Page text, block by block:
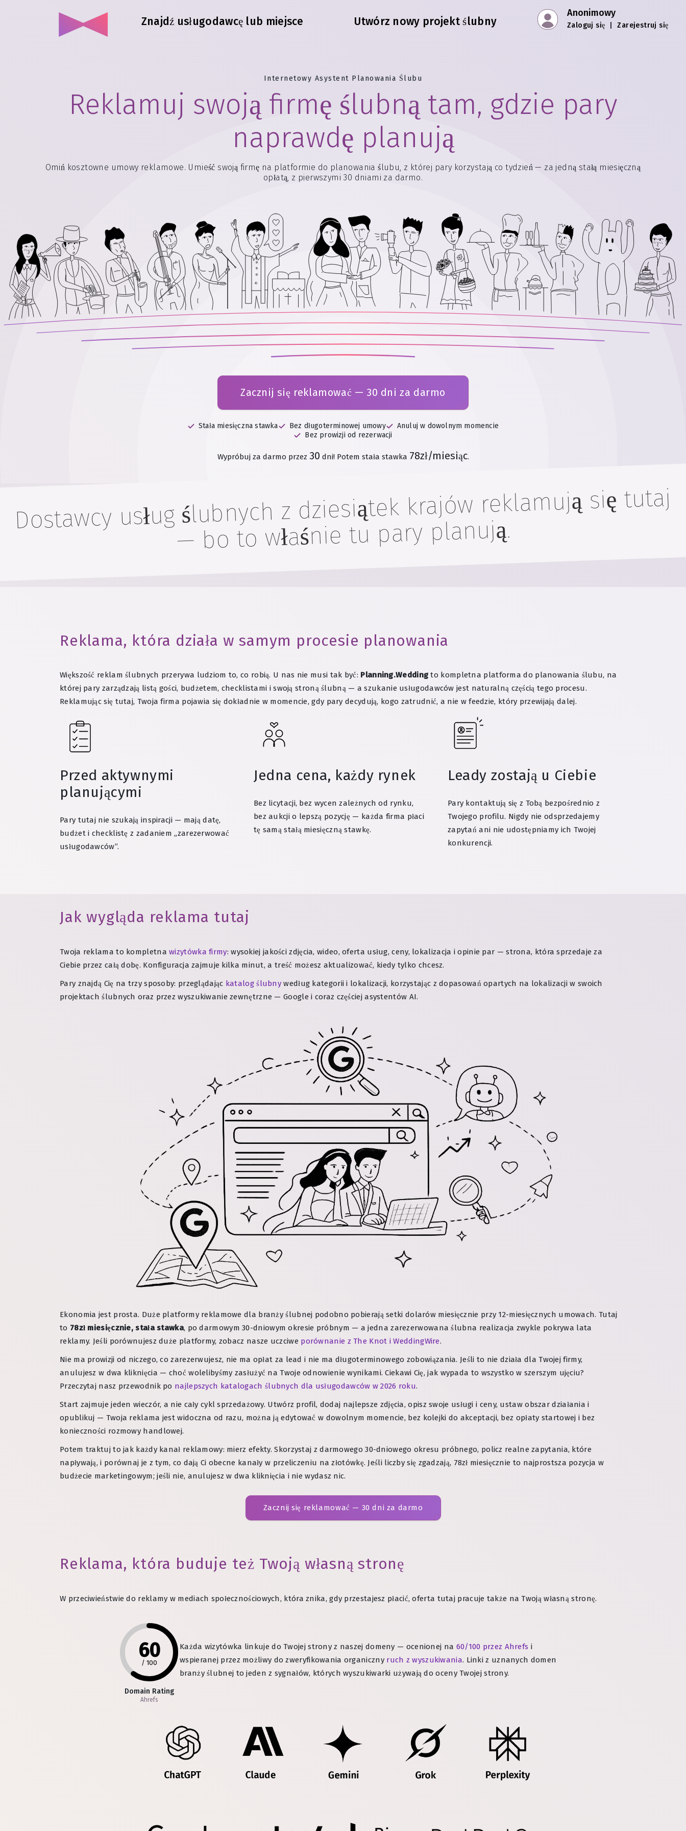
Znajdź usługodawcę lub miejsce Utwórz nowy projekt ślubny
Anonimowy
Zaloguj się Zarejestruj się
Internetowy Asystent Planowania Ślubu
Reklamuj swoją firmę ślubną tam, gdzie pary
naprawdę planują
Omiń kosztowne umowy reklamowe. Umieść swoją firmę na platformie do planowania ślubu, z której pary korzystają co tydzień — za jedną stałą miesięczną
opłatą, z pierwszymi 30 dniami za darmo.
Zacznij się reklamować — 30 dni za darmo
Stała miesięczna stawka Bez długoterminowej umowy
Anuluj w dowolnym momencie
Bez prowizji od rezerwacji
Wypróbuj za darmo przez 30 dni! Potem stała stawka 78zł/miesiąc.
Dostawcy usług ślubnych z dziesiątek krajów reklamują się tutaj
— bo to właśnie tu pary planują.
Reklama, która działa w samym procesie planowania
Większość reklam ślubnych przerywa ludziom to, co robią. U nas nie musi tak być: Planning.Wedding to kompletna platforma do planowania ślubu, na
której pary zarządzają listą gości, budżetem, checklistami i swoją stroną ślubną — a szukanie usługodawców jest naturalną częścią tego procesu.
Reklamując się tutaj, Twoja firma pojawia się dokładnie w momencie, gdy pary decydują, kogo zatrudnić, a nie w feedzie, który przewijają dalej.
Przed aktywnymi
planującymi
Pary tutaj nie szukają inspiracji — mają datę,
budżet i checklistę z zadaniem „zarezerwować
usługodawców”.
Jedna cena, każdy rynek
Bez licytacji, bez wycen zależnych od rynku,
bez aukcji o lepszą pozycję — każda firma płaci
tę samą stałą miesięczną stawkę.
Leady zostają u Ciebie
Pary kontaktują się z Tobą bezpośrednio z
Twojego profilu. Nigdy nie odsprzedajemy
zapytań ani nie udostępniamy ich Twojej
konkurencji.
Jak wygląda reklama tutaj
Twoja reklama to kompletnawizytówka firmy: wysokiej jakości zdjęcia, wideo, oferta usług, ceny, lokalizacja i opinie par — strona, która sprzedaje za
Ciebie przez całą dobę. Konfiguracja zajmuje kilka minut, a treść możesz aktualizować, kiedy tylko chcesz.
Pary znajdą Cię na trzy sposoby: przeglądając katalog ślubny według kategorii i lokalizacji, korzystając z dopasowań opartych na lokalizacji w swoich
projektach ślubnych oraz przez wyszukiwanie zewnętrzne — Google i coraz częściej asystentów AI.
Ekonomia jest prosta. Duże platformy reklamowe dla branży ślubnej podobno pobierają setki dolarów miesięcznie przy 12-miesięcznych umowach. Tutaj
to 78zł miesięcznie, stała stawka, po darmowym 30-dniowym okresie próbnym — a jedna zarezerwowana ślubna realizacja zwykle pokrywa lata
reklamy. Jeśli porównujesz duże platformy, zobacz nasze uczciwe porównanie z The Knot i WeddingWire.
Nie ma prowizji od niczego, co zarezerwujesz, nie ma opłat za lead i nie ma długoterminowego zobowiązania. Jeśli to nie działa dla Twojej firmy,
anulujesz w dwa kliknięcia — choć wolelibyśmy zasłużyć na Twoje odnowienie wynikami. Ciekawi Cię, jak wypada to wszystko w szerszym ujęciu?
Przeczytaj nasz przewodnik po najlepszych katalogach ślubnych dla usługodawców w 2026 roku.
Start zajmuje jeden wieczór, a nie cały cykl sprzedażowy. Utwórz profil, dodaj najlepsze zdjęcia, opisz swoje usługi i ceny, ustaw obszar działania i
opublikuj — Twoja reklama jest widoczna od razu, można ją edytować w dowolnym momencie, bez kolejki do akceptacji, bez opłaty startowej i bez
konieczności rozmowy handlowej.
Potem traktuj to jak każdy kanał reklamowy: mierz efekty. Skorzystaj z darmowego 30-dniowego okresu próbnego, policz realne zapytania, które
napływają, i porównaj je z tym, co dają Ci obecne kanały w przeliczeniu na złotówkę. Jeśli liczby się zgadzają, 78zł miesięcznie to najprostsza pozycja w
budżecie marketingowym; jeśli nie, anulujesz w dwa kliknięcia i nie wydasz nic.
Zacznij się reklamować — 30 dni za darmo
Reklama, która buduje też Twoją własną stronę
W przeciwieństwie do reklamy w mediach społecznościowych, która znika, gdy przestajesz płacić, oferta tutaj pracuje także na Twoją własną stronę.
60
/ 100
Domain Rating
Ahrefs
Każda wizytówka linkuje do Twojej strony z naszej domeny — ocenionej na 60/100 przez Ahrefs i
wspieranej przez możliwy do zweryfikowania organiczny ruch z wyszukiwania. Linki z uznanych domen
branży ślubnej to jeden z sygnałów, których wyszukiwarki używają do oceny Twojej strony.